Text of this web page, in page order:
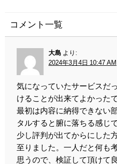
コメント一覧
大島 より:
2024年3月4日 10:47 AM
気になっていたサービスだ
けることが出来てよかったで
最初は内容に納得できない
タルすると腑に落ちる感じ
少し評判が出てからにした
至りました。一人だと何も
思うので、検証して頂けて